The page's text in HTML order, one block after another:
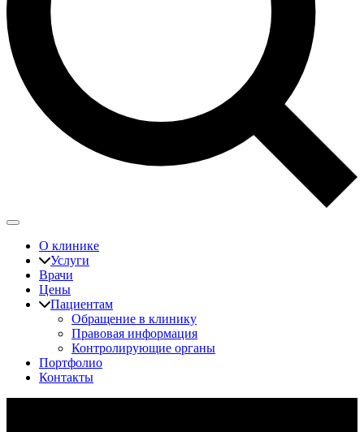
О клинике
Услуги
Врачи
Цены
Пациентам
Обращение в клинику
Правовая информация
Контролирующие органы
Портфолио
Контакты